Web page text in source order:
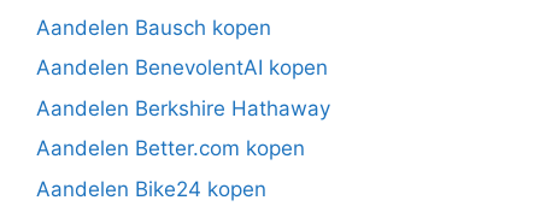
Aandelen Bausch kopen
Aandelen BenevolentAI kopen
Aandelen Berkshire Hathaway
Aandelen Better.com kopen
Aandelen Bike24 kopen